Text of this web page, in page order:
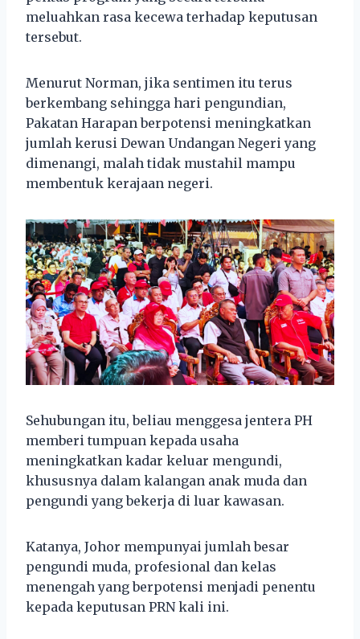
meluahkan rasa kecewa terhadap keputusan
tersebut.
Menurut Norman, jika sentimen itu terus
berkembang sehingga hari pengundian,
Pakatan Harapan berpotensi meningkatkan
jumlah kerusi Dewan Undangan Negeri yang
dimenangi, malah tidak mustahil mampu
membentuk kerajaan negeri.
Sehubungan itu, beliau menggesa jentera PH
memberi tumpuan kepada usaha
meningkatkan kadar keluar mengundi,
khususnya dalam kalangan anak muda dan
pengundi yang bekerja di luar kawasan.
Katanya, Johor mempunyai jumlah besar
pengundi muda, profesional dan kelas
menengah yang berpotensi menjadi penentu
kepada keputusan PRN kali ini.